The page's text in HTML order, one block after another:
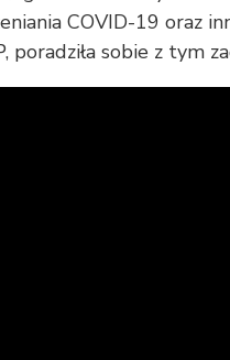
COVID-19 oraz
sobie z tym